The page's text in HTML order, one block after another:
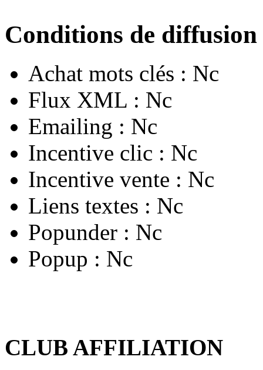
Conditions de diffusion
Achat mots clés : Nc
Flux XML : Nc
Emailing : Nc
Incentive clic : Nc
Incentive vente : Nc
Liens textes : Nc
Popunder : Nc
Popup : Nc
CLUB AFFILIATION